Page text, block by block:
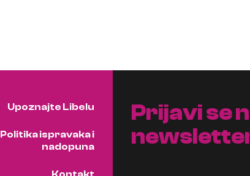
Upoznajte Libelu
Politika ispravaka i
nadopuna
Prijavi se